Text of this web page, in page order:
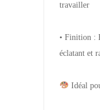
travailler
• Finition :
éclatant et
Idéal